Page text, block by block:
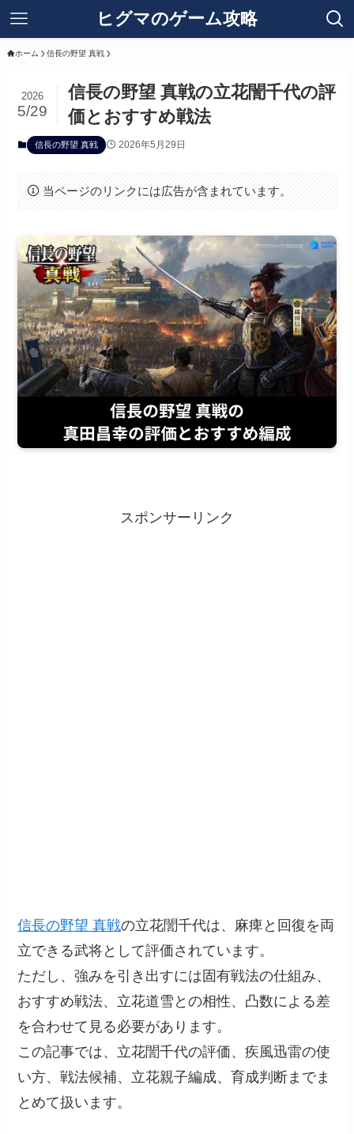
ヒグマのゲーム攻略
ホーム 信長の野望 真戦
信長の野望 真戦の立花誾千代の評
価とおすすめ戦法
2026
5/29
信長の野望 真戦 2026年5月29日
当ページのリンクには広告が含まれています。
スポンサーリンク
信長の野望 真戦の立花誾千代は、麻痺と回復を両
立できる武将として評価されています。
ただし、強みを引き出すには固有戦法の仕組み、
おすすめ戦法、立花道雪との相性、凸数による差
を合わせて見る必要があります。
この記事では、立花誾千代の評価、疾風迅雷の使
い方、戦法候補、立花親子編成、育成判断までま
とめて扱います。